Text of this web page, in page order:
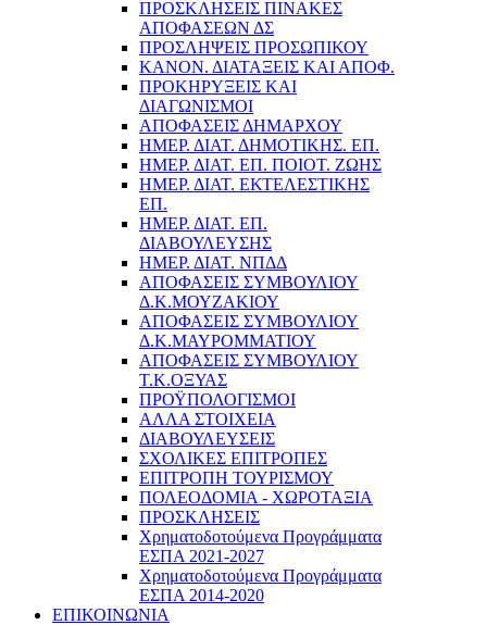
ΠΡΟΣΚΛΗΣΕΙΣ ΠΙΝΑΚΕΣ
ΑΠΟΦΑΣΕΩΝ ΔΣ
ΠΡΟΣΛΗΨΕΙΣ ΠΡΟΣΩΠΙΚΟΥ
ΚΑΝΟΝ. ΔΙΑΤΑΞΕΙΣ ΚΑΙ ΑΠΟΦ.
ΠΡΟΚΗΡΥΞΕΙΣ ΚΑΙ
ΔΙΑΓΩΝΙΣΜΟΙ
ΑΠΟΦΑΣΕΙΣ ΔΗΜΑΡΧΟΥ
ΗΜΕΡ. ΔΙΑΤ. ΔΗΜΟΤΙΚΗΣ. ΕΠ.
ΗΜΕΡ. ΔΙΑΤ. ΕΠ. ΠΟΙOΤ. ΖΩΗΣ
ΗΜΕΡ. ΔΙΑΤ. ΕΚΤΕΛΕΣΤΙΚΗΣ
ΕΠ.
ΗΜΕΡ. ΔΙΑΤ. ΕΠ.
ΔΙΑΒΟΥΛΕΥΣΗΣ
ΗΜΕΡ. ΔΙΑΤ. ΝΠΔΔ
ΑΠΟΦΑΣΕΙΣ ΣΥΜΒΟΥΛΙΟΥ
Δ.Κ.ΜΟΥΖΑΚΙΟΥ
ΑΠΟΦΑΣΕΙΣ ΣΥΜΒΟΥΛΙΟΥ
Δ.Κ.ΜΑΥΡΟΜΜΑΤΙΟΥ
ΑΠΟΦΑΣΕΙΣ ΣΥΜΒΟΥΛΙΟΥ
Τ.Κ.ΟΞΥΑΣ
ΠΡΟΫΠΟΛΟΓΙΣΜΟΙ
ΑΛΛΑ ΣΤΟΙΧΕΙΑ
ΔΙΑΒΟΥΛΕΥΣΕΙΣ
ΣΧΟΛΙΚΕΣ ΕΠΙΤΡΟΠΕΣ
ΕΠΙΤΡΟΠΗ ΤΟΥΡΙΣΜΟΥ
ΠΟΛΕΟΔΟΜΙΑ - ΧΩΡΟΤΑΞΙΑ
ΠΡΟΣΚΛΗΣΕΙΣ
Χρηματοδοτούμενα Προγράμματα
ΕΣΠΑ 2021-2027
Χρηματοδοτούμενα Προγράμματα
ΕΣΠΑ 2014-2020
ΕΠΙΚΟΙΝΩΝΙΑ